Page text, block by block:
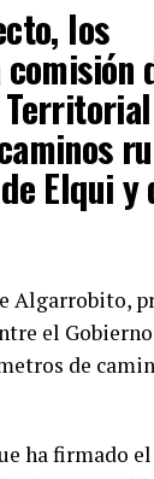
los
Elqui y
Algarrobito,
el
de
ha firmado